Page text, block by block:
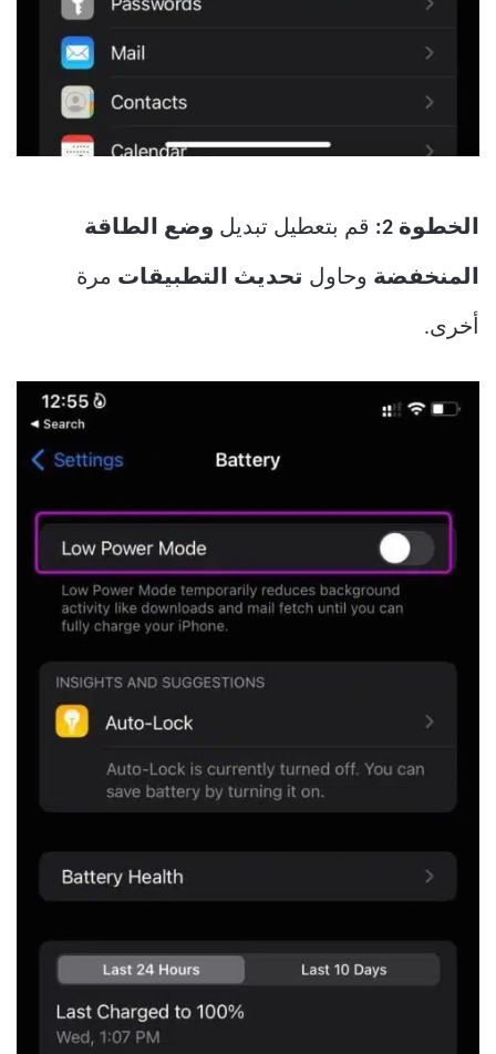
الخطوة 2: قم بتعطيل تبديل وضع الطاقة
المنخفضة وحاول تحديث التطبيقات مرة
أخرى.